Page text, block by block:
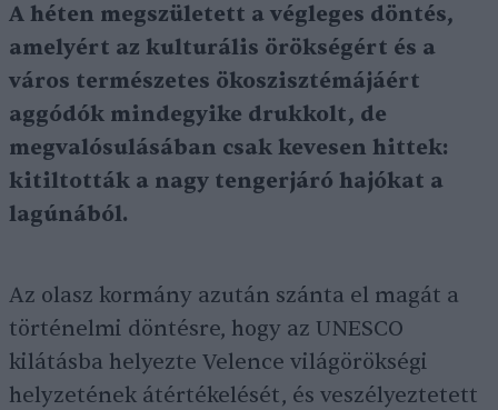
A héten megszületett a végleges döntés,
amelyért az kulturális örökségért és a
város természetes ökoszisztémájáért
aggódók mindegyike drukkolt, de
megvalósulásában csak kevesen hittek:
kitiltották a nagy tengerjáró hajókat a
lagúnából.
Az olasz kormány azután szánta el magát a
történelmi döntésre, hogy az UNESCO
kilátásba helyezte Velence világörökségi
helyzetének átértékelését, és veszélyeztetett